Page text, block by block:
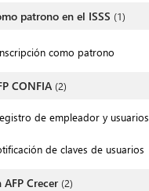
patrono en el ISSS (1)
como patrono
CONFIA (2)
de empleador y usuarios
de claves de usuarios
Crecer (2)